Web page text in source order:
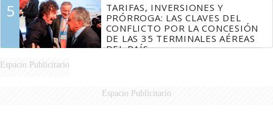
5
TARIFAS, INVERSIONES Y
PRÓRROGA: LAS CLAVES DEL
CONFLICTO POR LA CONCESIÓN
DE LAS 35 TERMINALES AÉREAS
DEL PAÍS
Espacio Publicitario
Espacio Publicitario